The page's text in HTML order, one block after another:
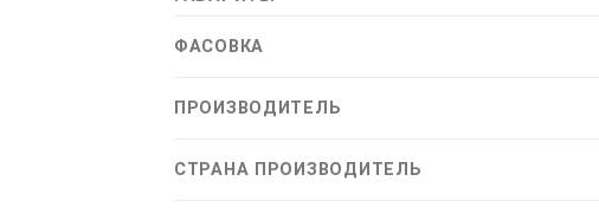
ФАСОВКА
ПРОИЗВОДИТЕЛЬ
СТРАНА ПРОИЗВОДИТЕЛЬ